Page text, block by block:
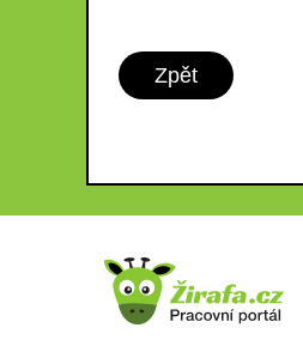
Zpět